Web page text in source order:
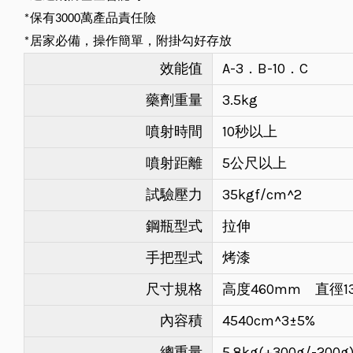
*保有3000萬產品責任險
* 居家必備，操作簡單，附掛勾好存放
效能值
A-3．B-10．C
藥劑重量
3.5kg
噴射時間
10秒以上
噴射距離
5公尺以上
試驗壓力
35kgf/cm^2
鋼瓶型式
拉伸
手把型式
烤漆
尺寸規格
高度460mm 直徑
內容積
4540cm^3±5%